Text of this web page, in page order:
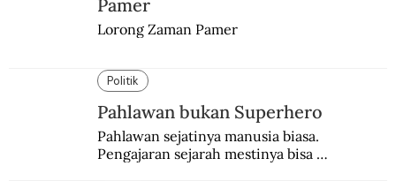
Pamer
Lorong Zaman Pamer
Politik
Pahlawan bukan Superhero
Pahlawan sejatinya manusia biasa.
Pengajaran sejarah mestinya bisa